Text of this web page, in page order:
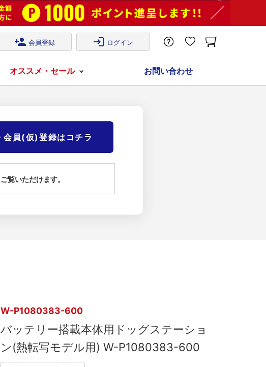
person_add 会員登録 login ログイン
オススメ・セール お問い合わせ
会員(仮)登録はコチラ
ご覧いただけます。
W-P1080383-600
バッテリー搭載本体用ドッグステーショ
ン(熱転写モデル用) W-P1080383-600